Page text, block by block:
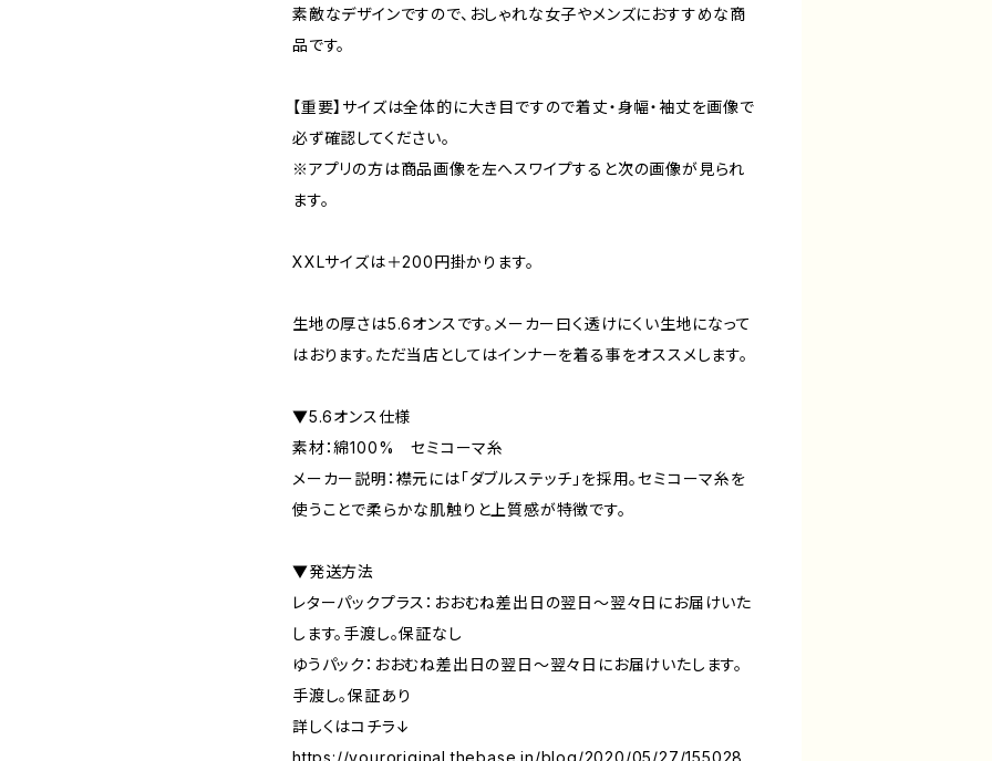
素敵なデザインですので、おしゃれな女子やメンズにおすすめな商
品です。
【重要】サイズは全体的に大き目ですので着丈・身幅・袖丈を画像で
必ず確認してください。
※アプリの方は商品画像を左へスワイプすると次の画像が見られ
ます。
XXLサイズは＋200円掛かります。
生地の厚さは5.6オンスです。メーカー曰く透けにくい生地になって
はおります。ただ当店としてはインナーを着る事をオススメします。
▼5.6オンス仕様
素材：綿100% セミコーマ糸
メーカー説明：襟元には「ダブルステッチ」を採用。セミコーマ糸を
使うことで柔らかな肌触りと上質感が特徴です。
▼発送方法
レターパックプラス：おおむね差出日の翌日〜翌々日にお届けいた
します。手渡し。保証なし
ゆうパック：おおむね差出日の翌日〜翌々日にお届けいたします。
手渡し。保証あり
詳しくはコチラ↓